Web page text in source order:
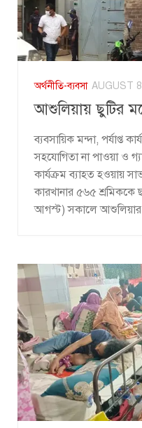
অর্থনীতি-ব্যবসা AUGUST
আশুলিয়ায় ছুটির
ব্যবসায়িক মন্দা, পর্যাপ্ত
সহযোগিতা না পাওয়া ও
কার্যক্রম ব্যাহত হওয়ায়
কারখানার ৫৬৫ শ্রমিককে
আগস্ট) সকালে